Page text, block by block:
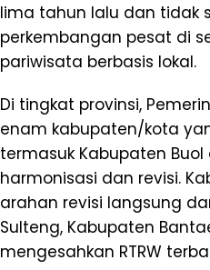
lima tahun lalu dan tidak
perkembangan pesat di
pariwisata berbasis lokal.
Di tingkat provinsi,
enam kabupaten/kota
termasuk Kabupaten
harmonisasi dan revisi.
arahan revisi langsung
Sulteng, Kabupaten
mengesahkan RTRW